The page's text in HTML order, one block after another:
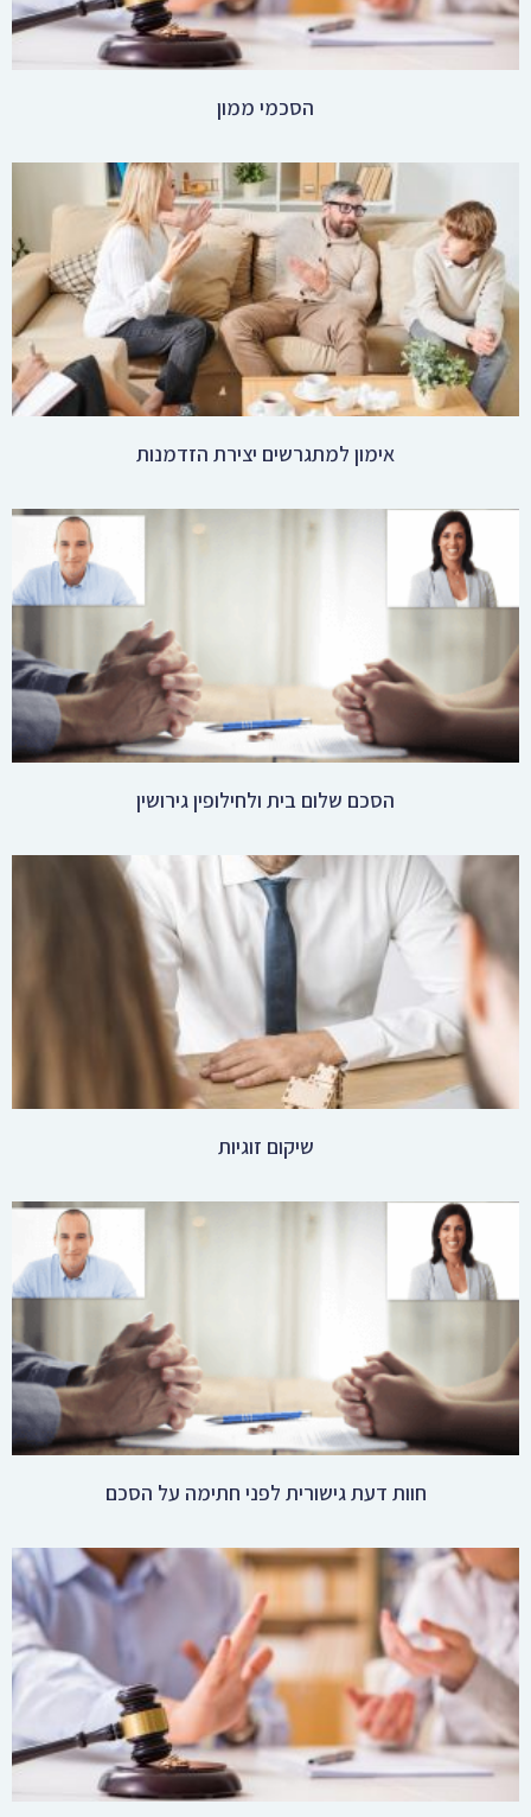
אימון למתגרשים יצירת הזדמנות
הסכם שלום בית ולחילופין גירושין
שיקום זוגיות
חוות דעת גישורית לפני חתימה על הסכם
גיבוש הסכם גירושין